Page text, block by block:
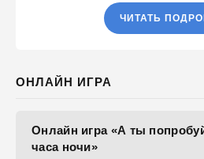
ЧИТАТЬ
ОНЛАЙН ИГРА
Онлайн игра «А ты
часа ночи»